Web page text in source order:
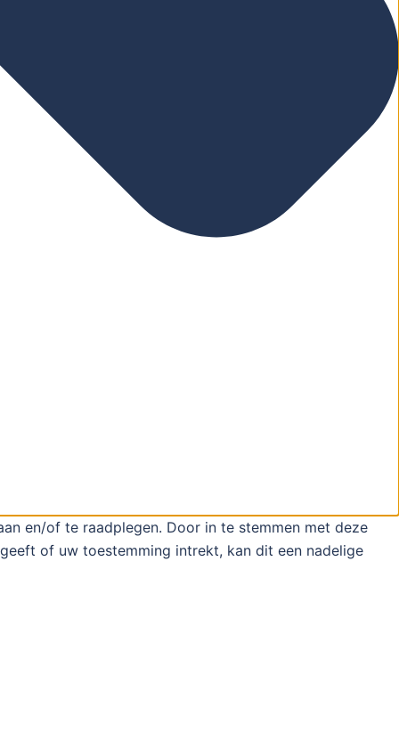
en/of te raadplegen. Door in te stemmen met deze
of uw toestemming intrekt, kan dit een nadelige